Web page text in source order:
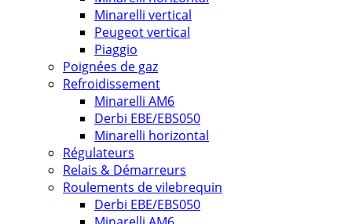
Minarelli vertical
Peugeot vertical
Piaggio
Poignées de gaz
Refroidissement
Minarelli AM6
Derbi EBE/EBS050
Minarelli horizontal
Régulateurs
Relais & Démarreurs
Roulements de vilebrequin
Derbi EBE/EBS050